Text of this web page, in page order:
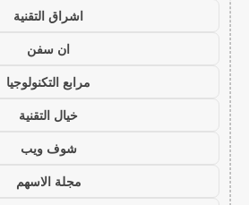
اشراق التقنية
ان سفن
مرابع التكنولوجيا
خيال التقنية
شوف ويب
مجلة الاسهم